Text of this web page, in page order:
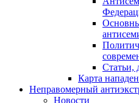
Статьи,
Карта
Неправомерный
Новости